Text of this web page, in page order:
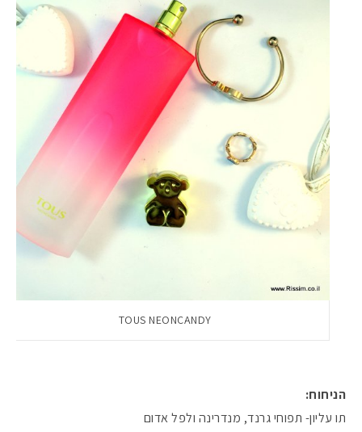
TOUS NEONCANDY
הניחוח:
תו עליון- תפוחי גרנד, מנדרינה ולפל אדום